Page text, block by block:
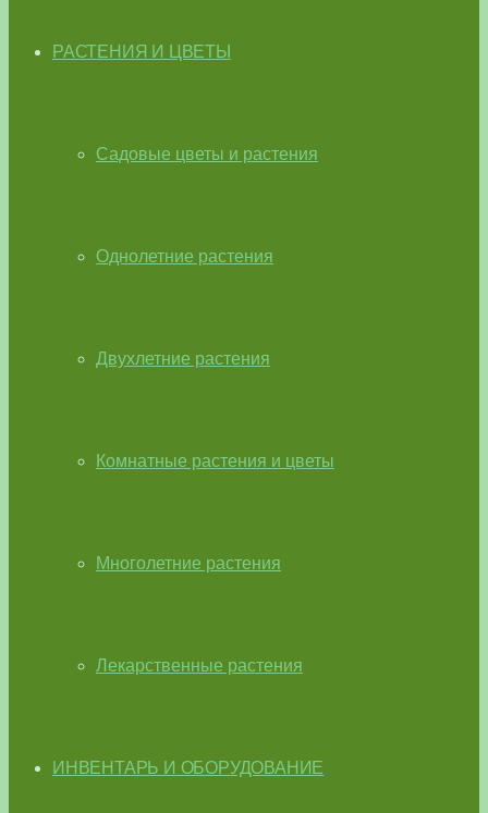
РАСТЕНИЯ И ЦВЕТЫ
Садовые цветы и растения
Однолетние растения
Двухлетние растения
Комнатные растения и цветы
Многолетние растения
Лекарственные растения
ИНВЕНТАРЬ И ОБОРУДОВАНИЕ